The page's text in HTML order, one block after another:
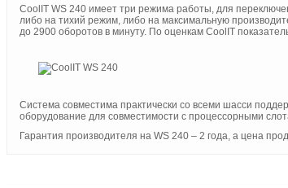
CoolIT WS 240 имеет три режима работы, для
либо на тихий режим, либо на максимальную
до 2900 оборотов в минуту. По оценкам CoolIT
Система совместима практически со всеми шасси
оборудование для совместимости с процессорными
Гарантия производителя на WS 240 – 2 года, а цена